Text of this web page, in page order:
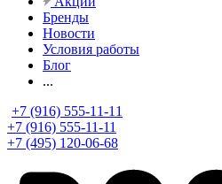
Бренды
Новости
Условия работы
Блог
...
+7 (916) 555-11-11
+7 (916) 555-11-11
+7 (495) 120-06-68